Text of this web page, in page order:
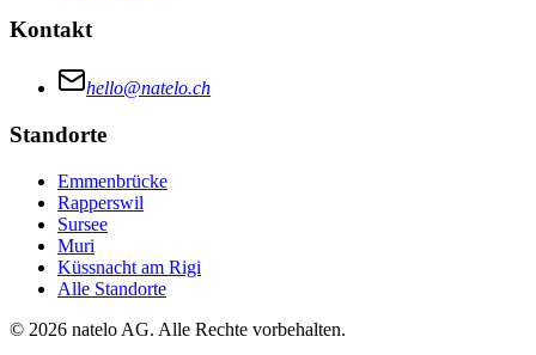
Kontakt
hello@natelo.ch
Standorte
Emmenbrücke
Rapperswil
Sursee
Muri
Küssnacht am Rigi
Alle Standorte
© 2026 natelo AG. Alle Rechte vorbehalten.